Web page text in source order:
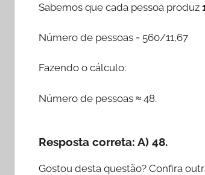
Sabemos que cada pessoa produz
Número de pessoas = 560/11,67
Fazendo o cálculo:
Número de pessoas ≈ 48.
Resposta correta: A) 48.
Gostou desta questão? Confira